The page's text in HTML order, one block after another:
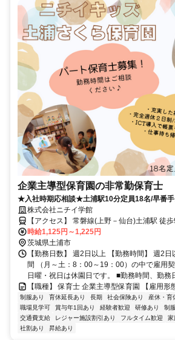
企業主導型保育園の非常勤保育士
★入社時期応相談★土浦駅10分定員18名/早番手
充実！
株式会社ニチイ学館
【アクセス】 常磐線(上野－仙台)土浦駅 徒歩9分 ■住 所 茨城
市 桜町3丁目14-18さくらメディカルビル2階 ■アクセス 常磐線(上野
－仙台)土浦駅 徒歩9分
時給1,125円～1,225円
茨城県土浦市
【勤務日数】 週2日以上 【勤務時間】 週2
間 （月～土：8：00～19：00）の中で雇用
日曜・祝日は休園日です。 ■勤務時間、勤務
【職種】 保育士 企業主導型保育園 【雇用形
制服あり 育休延長あり 長期 社会保険あり 産休・育
職場見学可
賞与年1回あり 経験者歓迎 研修あり 制
交通費支給
レジャー施設割引あり フルタイム歓迎 家
社割あり
昇給あり